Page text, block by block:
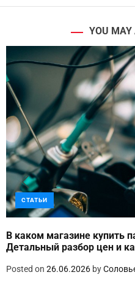
YOU MAY
СТАТЬИ
В каком магазине купить
Детальный разбор цен и
Posted on 26.06.2026 by